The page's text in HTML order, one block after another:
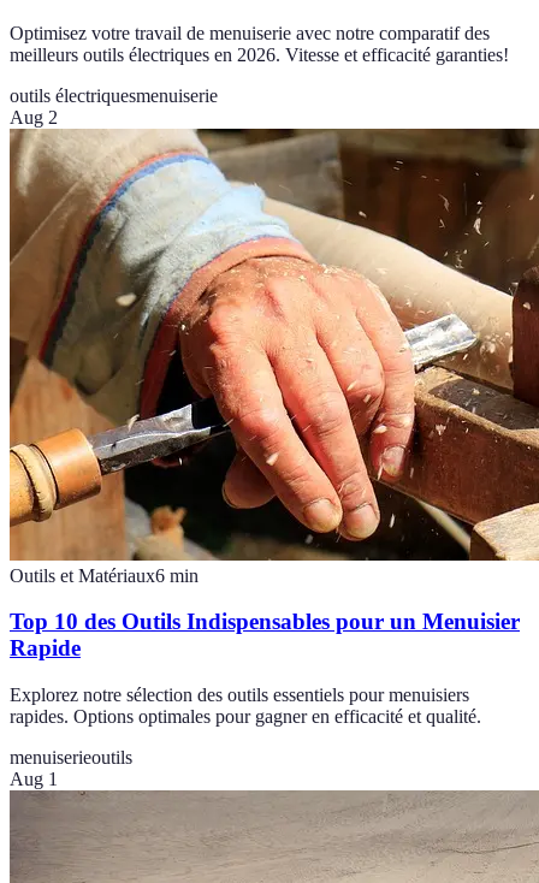
Optimisez votre travail de menuiserie avec notre comparatif des
meilleurs outils électriques en 2026. Vitesse et efficacité garanties!
outils électriquesmenuiserie
Aug 2
Outils et Matériaux6 min
Top 10 des Outils Indispensables pour un Menuisier
Rapide
Explorez notre sélection des outils essentiels pour menuisiers
rapides. Options optimales pour gagner en efficacité et qualité.
menuiserieoutils
Aug 1